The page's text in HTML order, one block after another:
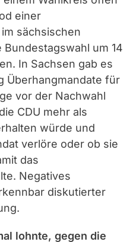
einer
sächsischen
um 14
In Sachsen gab es
Überhangmandate für
vor der Nachwahl
CDU mehr als
würde und
verlöre oder ob sie
das
Negatives
diskutierter
lohnte, gegen die